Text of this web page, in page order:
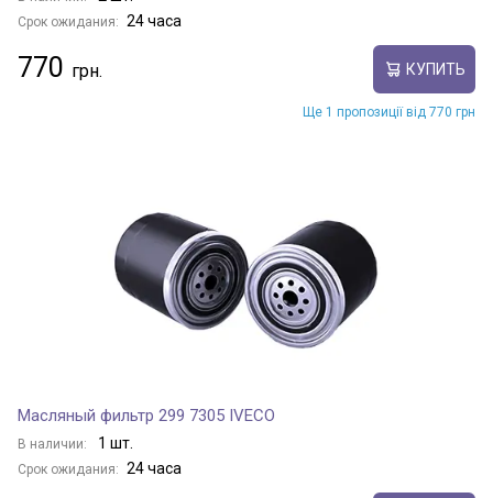
Срок ожидания: 24 часа
770 КУПИТЬ
Ще 1 пропозиції від 770 грн
Масляный фильтр 299 7305 IVECO
В наличии: 1 шт.
Срок ожидания: 24 часа